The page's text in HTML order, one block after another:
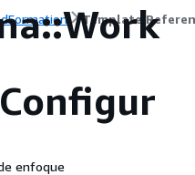
Template
enfoque